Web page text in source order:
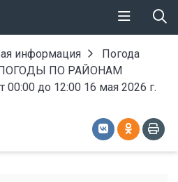
информация
Погода
ПО РАЙОНАМ
до 12:00 16 мая 2026 г.